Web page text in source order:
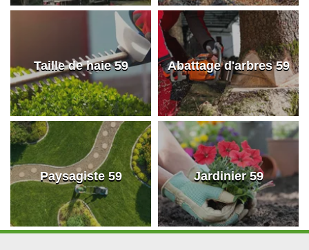
Taille de haie 59 Abattage d'arbres 59
Paysagiste 59 Jardinier 59